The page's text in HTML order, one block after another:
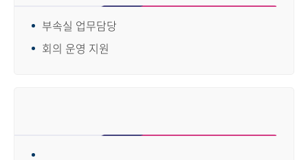
부속실 업무담당
회의 운영 지원